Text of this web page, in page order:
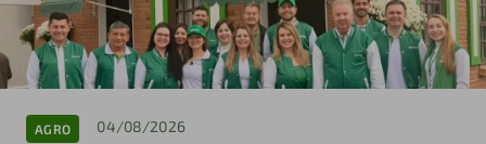
AGRO 04/08/2026